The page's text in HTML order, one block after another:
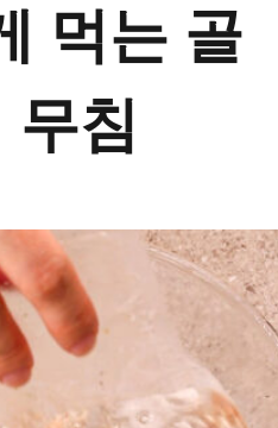
먹는 골
무침